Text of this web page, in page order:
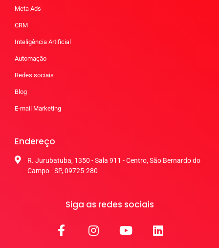
Meta Ads
CRM
Inteligência Artificial
Automação
Redes sociais
Blog
E-mail Marketing
Endereço
R. Jurubatuba, 1350 - Sala 911 - Centro, São Bernardo do
Campo - SP, 09725-280
Siga as redes sociais